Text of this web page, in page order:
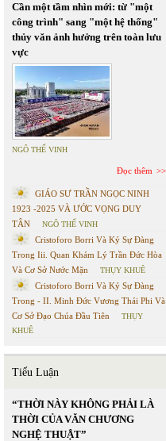
Cần một tầm nhìn mới: từ "một
công trình" sang "một hệ thống"
thủy văn ảnh hưởng trên toàn lưu
vực
NGÔ THẾ VINH
Đọc thêm
GIÁO SƯ TRẦN NGỌC NINH
1923 -2025 VÀ ƯỚC VỌNG DUY
TÂN
NGÔ THẾ VINH
Cristoforo Borri Và Ký Sự Đàng
Trong Iii. Quan Khám Lý Trần Đức Hòa
Và Cơ Sở Nước Mặn
THỤY KHUÊ
Cristoforo Borri Và Ký Sự Đàng
Trong - II. Minh Đức Vương Thái Phi Và
Cơ Sở Đạo Chúa Đầu Tiên
THỤY
KHUÊ
Tiểu Luận
“THỜI NÀY KHÔNG PHẢI LÀ
THỜI CỦA VĂN CHƯƠNG
NGHỆ THUẬT”